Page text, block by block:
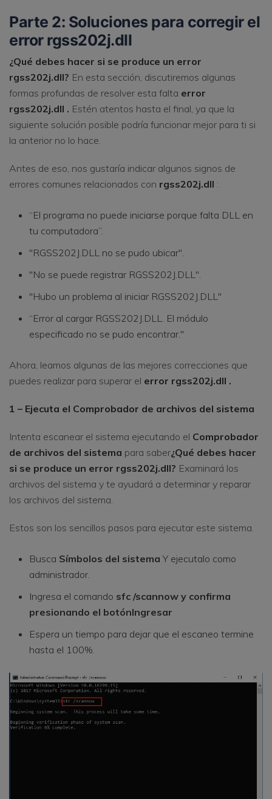
Parte 2: Soluciones para corregir el
error rgss202j.dll
¿Qué debes hacer si se produce un error
rgss202j.dll? En esta sección, discutiremos algunas
formas profundas de resolver esta falta error
rgss202j.dll . Estén atentos hasta el final, ya que la
siguiente solución posible podría funcionar mejor para ti si
la anterior no lo hace.
Antes de eso, nos gustaría indicar algunos signos de
errores comunes relacionados con rgss202j.dll :
“El programa no puede iniciarse porque falta DLL en
tu computadora”.
"RGSS202J.DLL no se pudo ubicar".
"No se puede registrar RGSS202J.DLL".
"Hubo un problema al iniciar RGSS202J.DLL"
“Error al cargar RGSS202J.DLL. El módulo
especificado no se pudo encontrar."
Ahora, leamos algunas de las mejores correcciones que
puedes realizar para superar el error rgss202j.dll .
1 – Ejecuta el Comprobador de archivos del sistema
Intenta escanear el sistema ejecutando el Comprobador
de archivos del sistema para saber¿Qué debes hacer
si se produce un error rgss202j.dll? Examinará los
archivos del sistema y te ayudará a determinar y reparar
los archivos del sistema.
Estos son los sencillos pasos para ejecutar este sistema.
Busca Símbolos del sistema Y ejecutalo como
administrador.
Ingresa el comando sfc /scannow y confirma
presionando el botónIngresar
Espera un tiempo para dejar que el escaneo termine
hasta el 100%.